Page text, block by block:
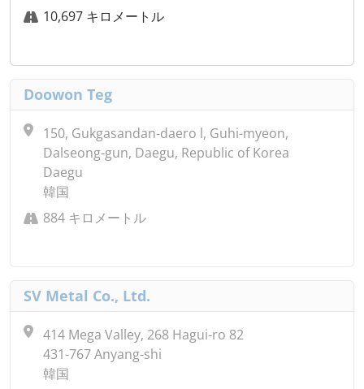
10,697 キロメートル
Doowon Teg
150, Gukgasandan-daero l, Guhi-myeon,
Dalseong-gun, Daegu, Republic of Korea
Daegu
韓国
884 キロメートル
SV Metal Co., Ltd.
414 Mega Valley, 268 Hagui-ro 82
431-767 Anyang-shi
韓国